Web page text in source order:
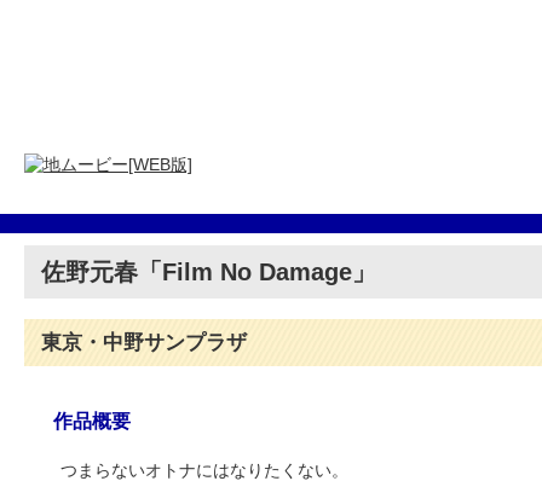
佐野元春「Film No Damage」
東京・中野サンプラザ
作品概要
つまらないオトナにはなりたくない。